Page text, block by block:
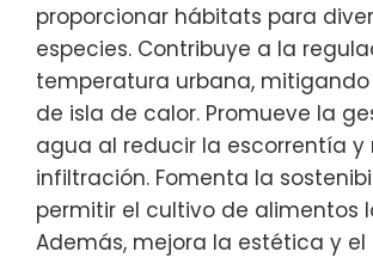
proporcionar hábitats para
especies. Contribuye a la
temperatura urbana,
de isla de calor. Promueve la
agua al reducir la escorrentía y
infiltración. Fomenta la
permitir el cultivo de alimentos
Además, mejora la estética y el